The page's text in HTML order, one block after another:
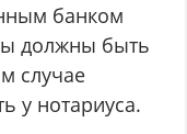
банком
должны быть
случае
у нотариуса.